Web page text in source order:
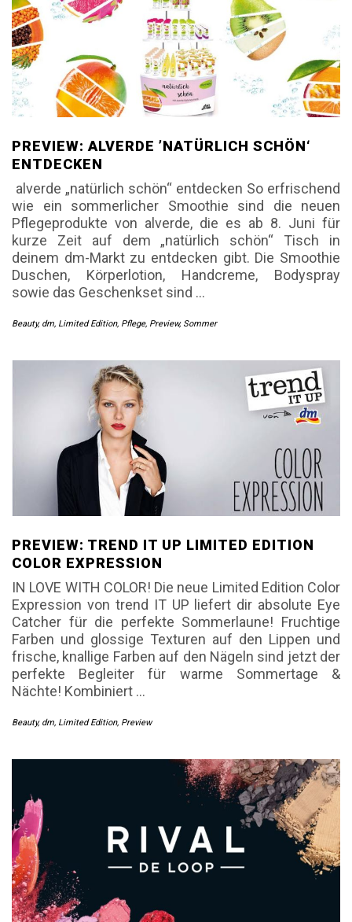
PREVIEW: ALVERDE ’NATÜRLICH SCHÖN‘
ENTDECKEN
alverde „natürlich schön“ entdecken So erfrischend
wie ein sommerlicher Smoothie sind die neuen
Pflegeprodukte von alverde, die es ab 8. Juni für
kurze Zeit auf dem „natürlich schön“ Tisch in
deinem dm-Markt zu entdecken gibt. Die Smoothie
Duschen, Körperlotion, Handcreme, Bodyspray
sowie das Geschenkset sind …
Beauty, dm, Limited Edition, Pflege, Preview, Sommer
PREVIEW: TREND IT UP LIMITED EDITION
COLOR EXPRESSION
IN LOVE WITH COLOR! Die neue Limited Edition Color
Expression von trend IT UP liefert dir absolute Eye
Catcher für die perfekte Sommerlaune! Fruchtige
Farben und glossige Texturen auf den Lippen und
frische, knallige Farben auf den Nägeln sind jetzt der
perfekte Begleiter für warme Sommertage &
Nächte! Kombiniert …
Beauty, dm, Limited Edition, Preview